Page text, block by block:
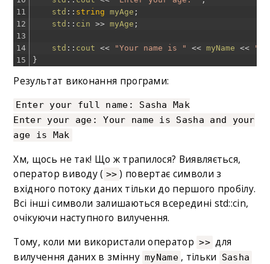
11
12
13
14
15
std :: string myAge ;
std :: cin >> myAge ;
std :: cout << "Your name is " << myName <<
"
}
Результат виконання програми:
Enter your full name: Sasha Mak
Enter your age: Your name is Sasha and your
age is Mak
Хм, щось не так! Що ж трапилося? Виявляється,
оператор виводу ( >> ) повертає символи з
вхідного потоку даних тільки до першого пробілу.
Всі інші символи залишаються всередині std::cin,
очікуючи наступного вилучення.
Тому, коли ми використали оператор >> для
вилучення даних в змінну myName , тільки Sasha